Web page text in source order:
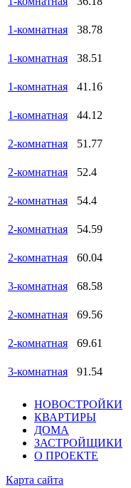
1-комнатная
38.78
1-комнатная
38.51
1-комнатная
41.16
1-комнатная
44.12
2-комнатная
51.77
2-комнатная
52.4
2-комнатная
54.4
2-комнатная
54.59
2-комнатная
60.04
3-комнатная
68.58
2-комнатная
69.56
2-комнатная
69.61
3-комнатная
91.54
НОВОСТРОЙКИ
КВАРТИРЫ
ДОМА
ЗАСТРОЙЩИКИ
О ПРОЕКТЕ
Карта сайта